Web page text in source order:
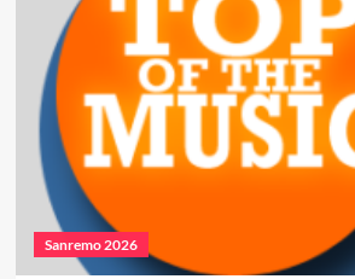
Sanremo 2026